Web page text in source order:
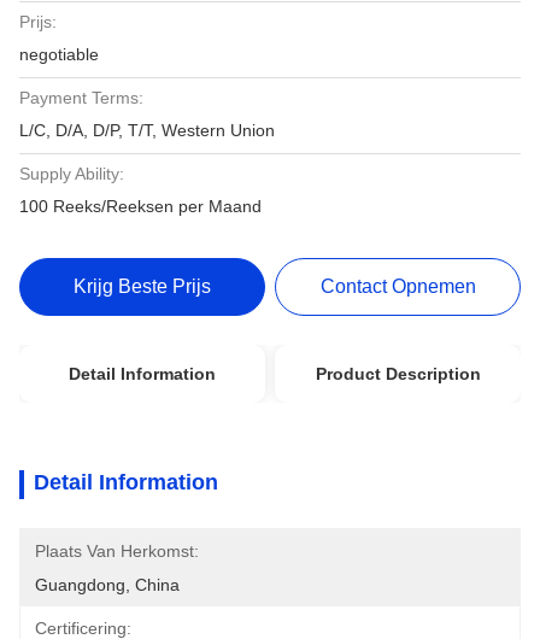
Prijs:
negotiable
Payment Terms:
L/C, D/A, D/P, T/T, Western Union
Supply Ability:
100 Reeks/Reeksen per Maand
Krijg Beste Prijs Contact Opnemen
Detail Information Product Description
Detail Information
Plaats Van Herkomst:
Guangdong, China
Certificering: